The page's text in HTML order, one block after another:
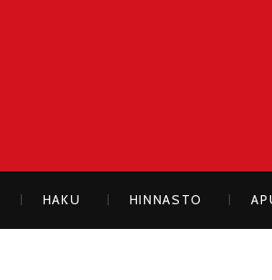
HAKU HINNASTO